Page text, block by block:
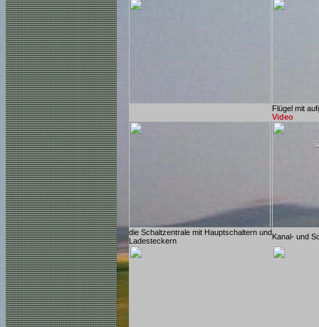
Flügel mit
Video
die Schaltzentrale mit Hauptschaltern und
Ladesteckern
Kanal- und